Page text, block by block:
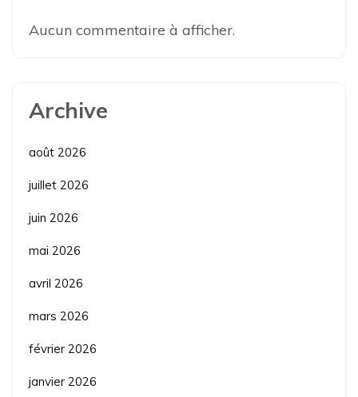
Aucun commentaire à afficher.
Archive
août 2026
juillet 2026
juin 2026
mai 2026
avril 2026
mars 2026
février 2026
janvier 2026